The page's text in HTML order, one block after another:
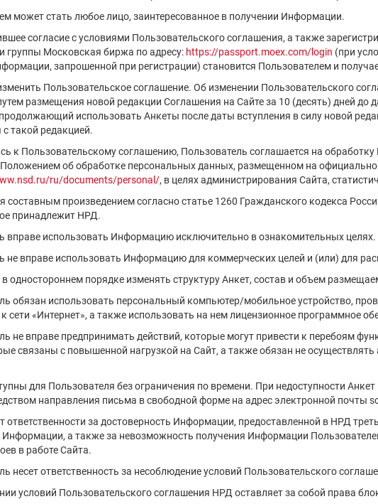
может стать любое лицо, заинтересованное в получении Информации.
согласие с условиями Пользовательского соглашения, а также
группы Московская биржа по адресу: https://passport.moex.com/login (при
запрошенной при регистрации) становится Пользователем и
Пользовательское соглашение. Об изменении Пользовательского
размещения новой редакции Соглашения на Сайте за 10 (десять) дней до
использовать Анкеты после даты вступления в силу новой
такой редакцией.
к Пользовательскому соглашению, Пользователь соглашается на
Положением об обработке персональных данных, размещенном на
ru/documents/personal/, в целях администрирования Сайта,
составным произведением согласно статье 1260 Гражданского кодекса
принадлежит НРД.
вправе использовать Информацию исключительно в ознакомительных целях.
не вправе использовать Информацию для коммерческих целей и (или) для
одностороннем порядке изменять структуру Анкет, состав и объем
обязан использовать персональный компьютер/мобильное устройство,
сети «Интернет», а также использовать на нем лицензионное программное
не вправе предпринимать действий, которые могут привести к перебоям
связаны с повышенной нагрузкой на Сайт, а также обязан не
для Пользователя без ограничения по времени. При недоступности
направления письма в свободной форме на адрес электронной почты
ответственности за достоверность Информации, предоставленной в НРД
Информации, а также за невозможность получения Информации
в работе Сайта.
несет ответственность за несоблюдение условий Пользовательского
условий Пользовательского соглашения НРД оставляет за собой права
в НРД на 07.08.2026
ценных бумаг.
акции
акции
акции
акции
Inc. акции